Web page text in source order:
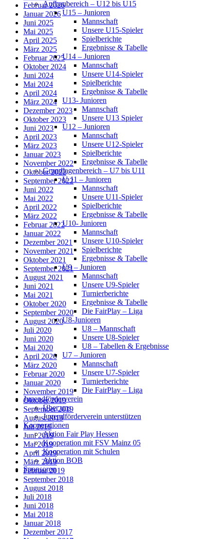
Aufbaubereich – U12 bis U15
U15 – Junioren
Mannschaft
Unsere U15-Spieler
Spielberichte
Ergebnisse & Tabelle
U14 – Junioren
Mannschaft
Unsere U14-Spieler
Spielberichte
Ergebnisse & Tabelle
U13- Junioren
Mannschaft
Unsere U13 Spieler
U12 – Junioren
Mannschaft
Unsere U12-Spieler
Spielberichte
Ergebnisse & Tabelle
Grundlagenbereich – U7 bis U11
U 11 – Junioren
Mannschaft
Unsere U11-Spieler
Spielberichte
Ergebnisse & Tabelle
U10- Junioren
Mannschaft
Unsere U10-Spieler
Spielberichte
Ergebnisse & Tabelle
U9 – Junioren
Mannschaft
Unsere U9-Spieler
Turnierberichte
Ergebnisse & Tabelle
Die FairPlay – Liga
U8-Junioren
U8 – Mannschaft
Unsere U8-Spieler
U8 – Tabellen & Ergebnisse
U7 – Junioren
Mannschaft
Unsere U7-Spieler
Turnierberichte
Die FairPlay – Liga
Jugendförderverein
Über uns
Jugendförderverein unterstützen
Kooperationen
Aktion Fair Play Hessen
Kooperation mit FSV Mainz 05
Kooperation mit Schulen
Aktion BOB
Sponsoren
Februar 2026
Januar 2026
Juni 2025
Mai 2025
April 2025
März 2025
Februar 2025
Oktober 2024
Juni 2024
Mai 2024
April 2024
März 2024
Dezember 2023
Oktober 2023
Juni 2023
April 2023
März 2023
Januar 2023
November 2022
Oktober 2022
September 2022
Juni 2022
Mai 2022
April 2022
März 2022
Februar 2022
Januar 2022
Dezember 2021
November 2021
Oktober 2021
September 2021
August 2021
Juni 2021
Mai 2021
Oktober 2020
September 2020
August 2020
Juli 2020
Juni 2020
Mai 2020
April 2020
März 2020
Februar 2020
Januar 2020
November 2019
Oktober 2019
September 2019
August 2019
Juli 2019
Juni 2019
Mai 2019
April 2019
März 2019
Februar 2019
September 2018
August 2018
Juli 2018
Juni 2018
Mai 2018
Januar 2018
Dezember 2017